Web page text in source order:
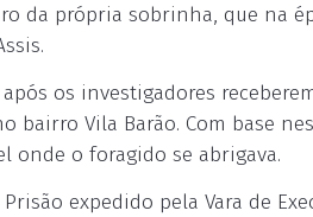
da própria sobrinha, que na
os investigadores
bairro Vila Barão. Com base
onde o foragido se abrigava.
expedido pela Vara de